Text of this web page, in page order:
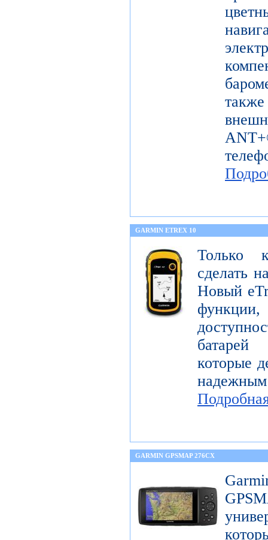
GARMIN ETREX 10
Только
сделать
Новый
которые
GARMIN GPSMAP 276CX